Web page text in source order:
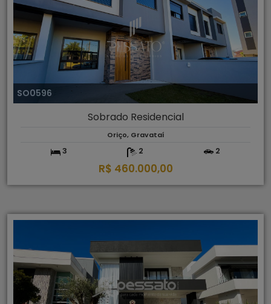
SO0596
Sobrado Residencial
Oriço, Gravataí
3 2 2
R$ 460.000,00